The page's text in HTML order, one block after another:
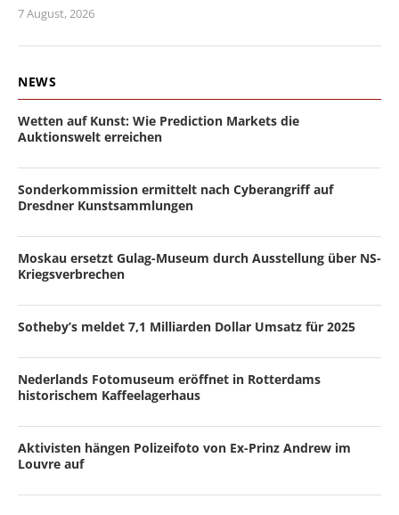
7 August, 2026
NEWS
Wetten auf Kunst: Wie Prediction Markets die
Auktionswelt erreichen
Sonderkommission ermittelt nach Cyberangriff auf
Dresdner Kunstsammlungen
Moskau ersetzt Gulag-Museum durch Ausstellung über NS-
Kriegsverbrechen
Sotheby’s meldet 7,1 Milliarden Dollar Umsatz für 2025
Nederlands Fotomuseum eröffnet in Rotterdams
historischem Kaffeelagerhaus
Aktivisten hängen Polizeifoto von Ex-Prinz Andrew im
Louvre auf